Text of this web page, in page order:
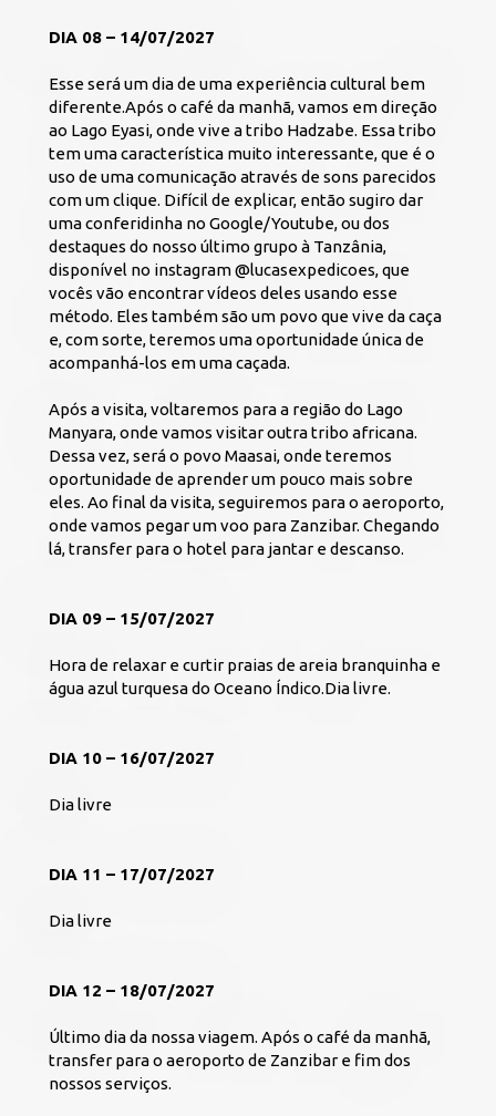
DIA 08 – 14/07/2027
Esse será um dia de uma experiência cultural bem
diferente.Após o café da manhã, vamos em direção
ao Lago Eyasi, onde vive a tribo Hadzabe. Essa tribo
tem uma característica muito interessante, que é o
uso de uma comunicação através de sons parecidos
com um clique. Difícil de explicar, então sugiro dar
uma conferidinha no Google/Youtube, ou dos
destaques do nosso último grupo à Tanzânia,
disponível no instagram @lucasexpedicoes, que
vocês vão encontrar vídeos deles usando esse
método. Eles também são um povo que vive da caça
e, com sorte, teremos uma oportunidade única de
acompanhá-los em uma caçada.
Após a visita, voltaremos para a região do Lago
Manyara, onde vamos visitar outra tribo africana.
Dessa vez, será o povo Maasai, onde teremos
oportunidade de aprender um pouco mais sobre
eles. Ao final da visita, seguiremos para o aeroporto,
onde vamos pegar um voo para Zanzibar. Chegando
lá, transfer para o hotel para jantar e descanso.
DIA 09 – 15/07/2027
Hora de relaxar e curtir praias de areia branquinha e
água azul turquesa do Oceano Índico.Dia livre.
DIA 10 – 16/07/2027
Dia livre
DIA 11 – 17/07/2027
Dia livre
DIA 12 – 18/07/2027
Último dia da nossa viagem. Após o café da manhã,
transfer para o aeroporto de Zanzibar e fim dos
nossos serviços.